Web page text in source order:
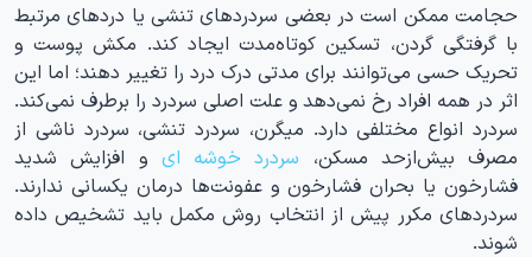
حجامت ممکن است در بعضی سردردهای تنشی یا دردهای مرتبط
با گرفتگی گردن، تسکین کوتاه‌مدت ایجاد کند. مکش پوست و
تحریک حسی می‌توانند برای مدتی درک درد را تغییر دهند؛ اما این
اثر در همه افراد رخ نمی‌دهد و علت اصلی سردرد را برطرف نمی‌کند.
سردرد انواع مختلفی دارد. میگرن، سردرد تنشی، سردرد ناشی از
مصرف بیش‌ازحد مسکن، سردرد خوشه ای و افزایش شدید
فشارخون یا بحران فشارخون و عفونت‌ها درمان یکسانی ندارند.
سردردهای مکرر پیش از انتخاب روش مکمل باید تشخیص داده
شوند.